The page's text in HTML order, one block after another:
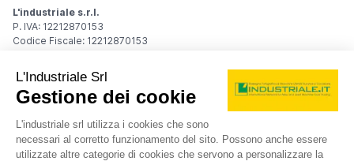
L'industriale s.r.l.
P. IVA: 12212870153
Codice Fiscale: 12212870153
Sede Legale
Via Carlo Dolci, 32
20148 Milano (MI)
Italy
Registro Imprese